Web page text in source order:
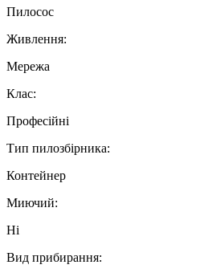
Пилосос
Живлення:
Мережа
Клас:
Професійні
Тип пилозбірника:
Контейнер
Миючий:
Ні
Вид прибирання: